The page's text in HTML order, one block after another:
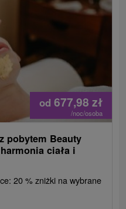
od 677,98 zł
/noc/osoba
pobytem Beauty
ciała i
20 % zniżki na wybrane